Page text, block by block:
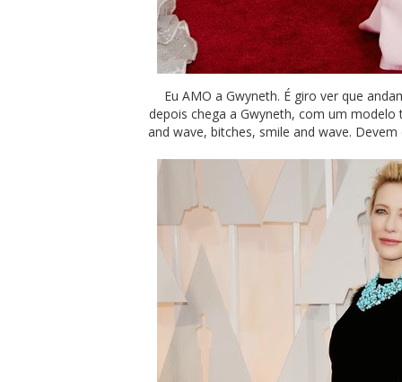
Eu AMO a Gwyneth. É giro ver que
depois chega a Gwyneth, com um
and wave, bitches, smile and wave.